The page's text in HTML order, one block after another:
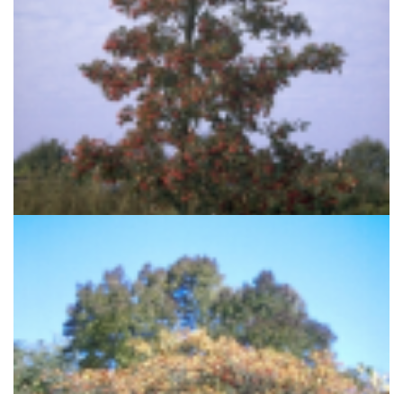
Meidoorn
Crataegus persimilis 'Splendens'